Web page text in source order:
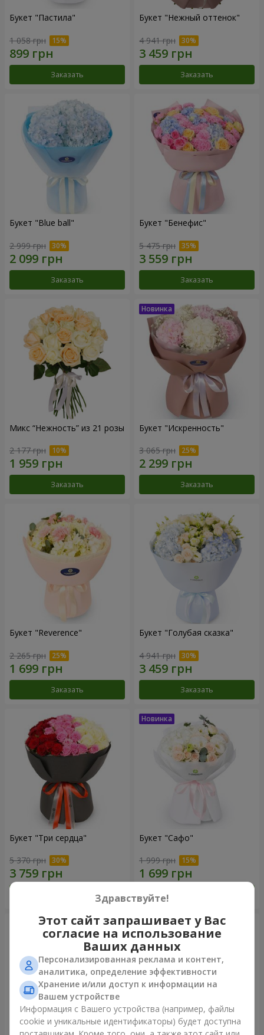
Букет "Пастила"
1 058 грн
Заказать
Букет "Нежный оттенок"
4 941 грн
Заказать
Букет "Blue ball"
2 999 грн
Заказать
Букет "Бенефис"
5 475 грн
Заказать
Микс “Нежность” из 21 розы
2 177 грн
Заказать
Букет "Искренность"
3 065 грн
Заказать
Букет "Reverence"
2 265 грн
Заказать
Букет "Голубая сказка"
4 941 грн
Заказать
Букет "Три сердца"
5 370 грн
Букет "Сафо"
1 999 грн
Здравствуйте!
Этот сайт запрашивает у Вас
согласие на использование
Ваших данных
Персонализированная реклама и контент,
аналитика, определение эффективности
Хранение и/или доступ к информации на
Вашем устройстве
Информация с Вашего устройства (например, файлы
cookie и уникальные идентификаторы) будет доступна